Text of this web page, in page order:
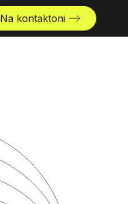
Na kontaktoni